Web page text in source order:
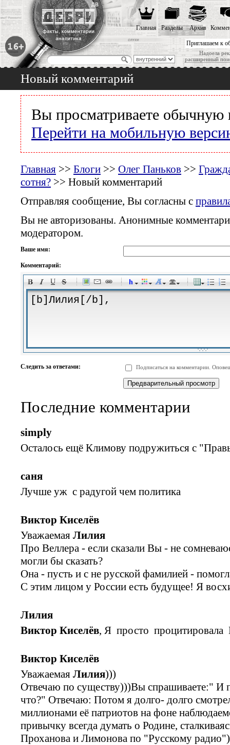
Приглашаем к
Надоела
расширенный
Главная Разделы Архив
Новый комментарий
Вы просматриваете обычную
Перейти на мобильную
Главная >> Блоги >> Олег Паньков >>
сотня? >> Новый комментарий
Отправляя сообщение, Вы согласны с
Вы не авторизованы. Анонимные
модератором.
Ваше имя:
Комментарий:
-
-
-
-
-
-
-
-
-
-
-
-
-
-
-
Следить за ответами: Подписаться на комментарии.
Последние комментарии
simply
Осталось ещё Климову подружиться с
саня
Лучше уж с радугой чем политика
Виктор Киселёв
Уважаемая Лилия
Про Веллера - если сказали Вы - не
могли бы сказать?
Она - пусть и с не русской фамилией -
С этим лицом у России есть будущее! Я
Лилия
Виктор Киселёв, Я просто процитировала
Виктор Киселёв
Уважаемая Лилия)))
Отвечаю по существу)))Вы спрашиваете:" И
что?" Отвечаю: Потом я долго- долго
миллионами её патриотов на фоне
привычку всегда думать о Родине,
Проханова и Лимонова по "Русскому